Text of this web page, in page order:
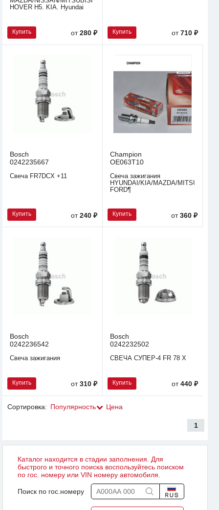
HOVER H5. KIA. Hyundai
Купить от280 ₽ Купить от710 ₽
Bosch
0242235667
Свеча FR7DCX +11
Купить от240 ₽
Champion
OE063T10
Свеча зажигания
HYUNDAI/KIA/MAZDA/MITSUBISHI/
FORD¶
Купить от360 ₽
Bosch
0242236542
Свеча зажигания
Купить от310 ₽
Bosch
0242232502
СВЕЧА СУПЕР-4 FR 78 X
Купить от440 ₽
Сортировка: Популярность Цена
1
Каталог находится в стадии заполнения. Для
быстрого и точного поиска воспользуйтесь поиском
по гос. номеру или VIN номеру автомобиля.
Поиск по гос.номеру